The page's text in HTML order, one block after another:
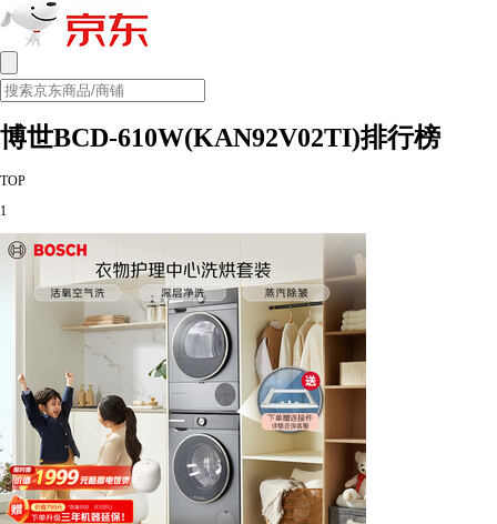
博世BCD-610W(KAN92V02TI)排行榜
TOP
1